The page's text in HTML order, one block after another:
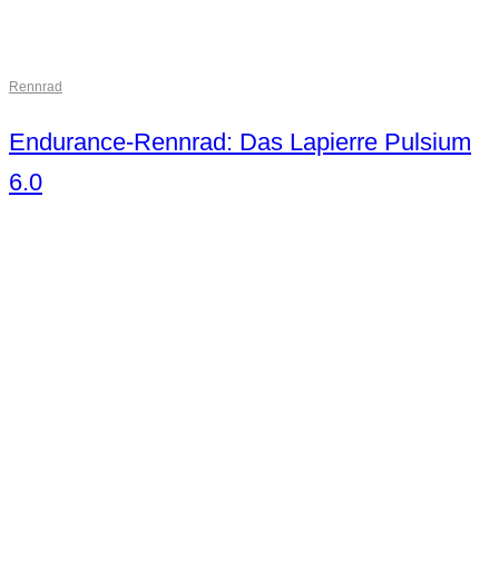
Rennrad
Endurance-Rennrad: Das Lapierre Pulsium
6.0